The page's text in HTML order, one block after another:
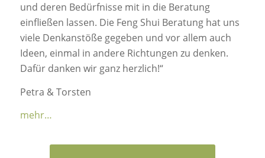
und deren Bedürfnisse mit in die Beratung
einfließen lassen. Die Feng Shui Beratung hat uns
viele Denkanstöße gegeben und vor allem auch
Ideen, einmal in andere Richtungen zu denken.
Dafür danken wir ganz herzlich!“
Petra & Torsten
mehr…